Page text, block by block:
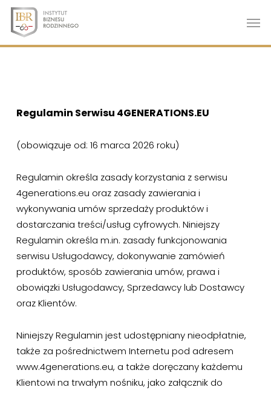
Skip
main
Regulamin Serwisu 4GENERATIONS.EU
(obowiązuje od: 16 marca 2026 roku)
Regulamin określa zasady korzystania z serwisu
4generations.eu oraz zasady zawierania i
wykonywania umów sprzedaży produktów i
dostarczania treści/usług cyfrowych. Niniejszy
Regulamin określa m.in. zasady funkcjonowania
serwisu Usługodawcy, dokonywanie zamówień
produktów, sposób zawierania umów, prawa i
obowiązki Usługodawcy, Sprzedawcy lub Dostawcy
oraz Klientów.
Niniejszy Regulamin jest udostępniany nieodpłatnie,
także za pośrednictwem Internetu pod adresem
www.4generations.eu, a także doręczany każdemu
Klientowi na trwałym nośniku, jako załącznik do